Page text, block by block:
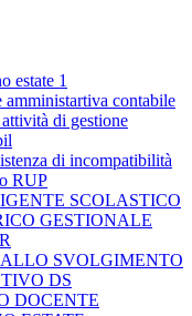
estate 1
amministartiva contabile
di gestione
di incompatibilità
RUP
SCOLASTICO
GESTIONALE
SVOLGIMENTO
DS
DOCENTE